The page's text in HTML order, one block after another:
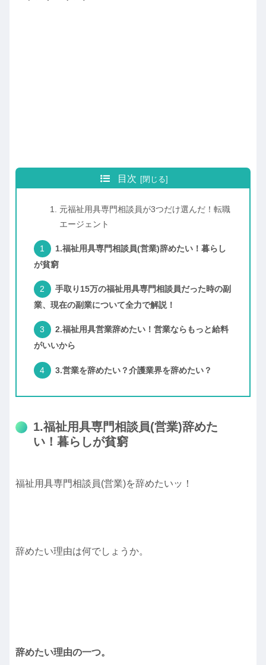
目次
元福祉用具専門相談員が3つだけ選んだ！転職
エージェント
1.福祉用具専門相談員(営業)辞めたい！暮らし
が貧窮
手取り15万の福祉用具専門相談員だった時の副
業、現在の副業について全力で解説！
2.福祉用具営業辞めたい！営業ならもっと給料
がいいから
3.営業を辞めたい？介護業界を辞めたい？
1.福祉用具専門相談員(営業)辞めた
い！暮らしが貧窮
福祉用具専門相談員(営業)を辞めたいッ！
辞めたい理由は何でしょうか。
辞めたい理由の一つ。